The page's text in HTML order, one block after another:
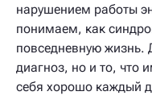
нарушением работы
понимаем, как
повседневную жизнь.
диагноз, но и то, что
себя хорошо каждый